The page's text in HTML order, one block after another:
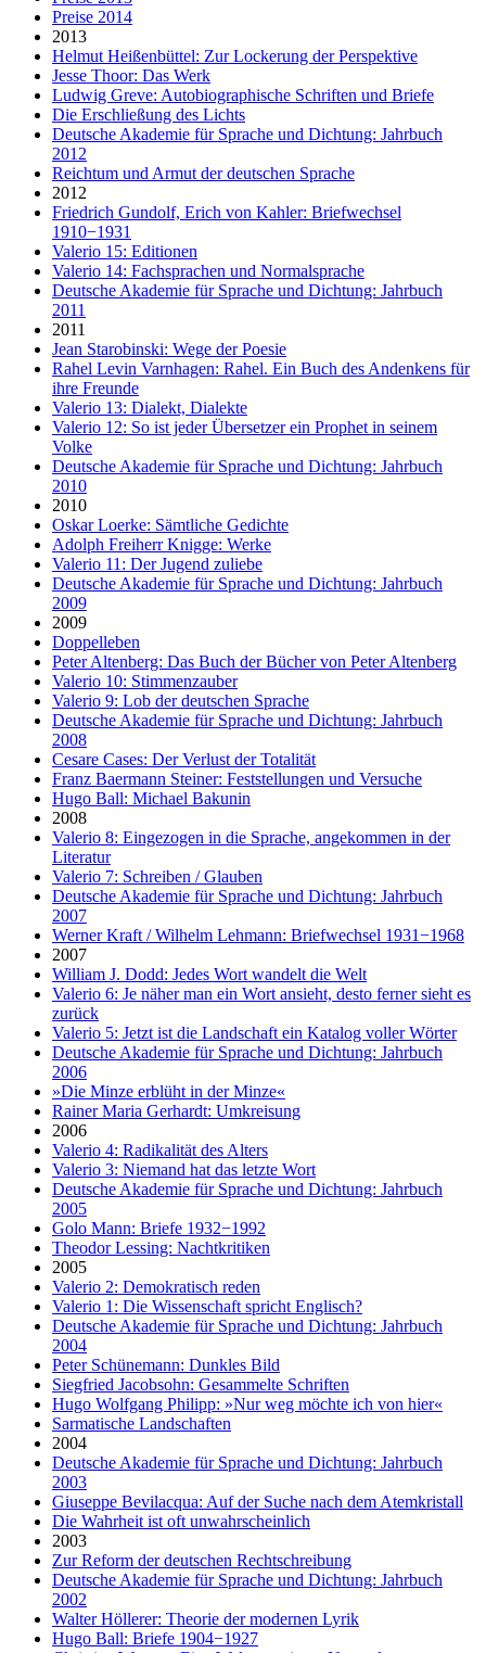
Preise 2014
2013
Helmut Heißenbüttel: Zur Lockerung der Perspektive
Jesse Thoor: Das Werk
Ludwig Greve: Autobiographische Schriften und Briefe
Die Erschließung des Lichts
Deutsche Akademie für Sprache und Dichtung: Jahrbuch
2012
Reichtum und Armut der deutschen Sprache
2012
Friedrich Gundolf, Erich von Kahler: Briefwechsel
1910−1931
Valerio 15: Editionen
Valerio 14: Fachsprachen und Normalsprache
Deutsche Akademie für Sprache und Dichtung: Jahrbuch
2011
2011
Jean Starobinski: Wege der Poesie
Rahel Levin Varnhagen: Rahel. Ein Buch des Andenkens für
ihre Freunde
Valerio 13: Dialekt, Dialekte
Valerio 12: So ist jeder Übersetzer ein Prophet in seinem
Volke
Deutsche Akademie für Sprache und Dichtung: Jahrbuch
2010
2010
Oskar Loerke: Sämtliche Gedichte
Adolph Freiherr Knigge: Werke
Valerio 11: Der Jugend zuliebe
Deutsche Akademie für Sprache und Dichtung: Jahrbuch
2009
2009
Doppelleben
Peter Altenberg: Das Buch der Bücher von Peter Altenberg
Valerio 10: Stimmenzauber
Valerio 9: Lob der deutschen Sprache
Deutsche Akademie für Sprache und Dichtung: Jahrbuch
2008
Cesare Cases: Der Verlust der Totalität
Franz Baermann Steiner: Feststellungen und Versuche
Hugo Ball: Michael Bakunin
2008
Valerio 8: Eingezogen in die Sprache, angekommen in der
Literatur
Valerio 7: Schreiben / Glauben
Deutsche Akademie für Sprache und Dichtung: Jahrbuch
2007
Werner Kraft / Wilhelm Lehmann: Briefwechsel 1931−1968
2007
William J. Dodd: Jedes Wort wandelt die Welt
Valerio 6: Je näher man ein Wort ansieht, desto ferner sieht es
zurück
Valerio 5: Jetzt ist die Landschaft ein Katalog voller Wörter
Deutsche Akademie für Sprache und Dichtung: Jahrbuch
2006
»Die Minze erblüht in der Minze«
Rainer Maria Gerhardt: Umkreisung
2006
Valerio 4: Radikalität des Alters
Valerio 3: Niemand hat das letzte Wort
Deutsche Akademie für Sprache und Dichtung: Jahrbuch
2005
Golo Mann: Briefe 1932−1992
Theodor Lessing: Nachtkritiken
2005
Valerio 2: Demokratisch reden
Valerio 1: Die Wissenschaft spricht Englisch?
Deutsche Akademie für Sprache und Dichtung: Jahrbuch
2004
Peter Schünemann: Dunkles Bild
Siegfried Jacobsohn: Gesammelte Schriften
Hugo Wolfgang Philipp: »Nur weg möchte ich von hier«
Sarmatische Landschaften
2004
Deutsche Akademie für Sprache und Dichtung: Jahrbuch
2003
Giuseppe Bevilacqua: Auf der Suche nach dem Atemkristall
Die Wahrheit ist oft unwahrscheinlich
2003
Zur Reform der deutschen Rechtschreibung
Deutsche Akademie für Sprache und Dichtung: Jahrbuch
2002
Walter Höllerer: Theorie der modernen Lyrik
Hugo Ball: Briefe 1904−1927